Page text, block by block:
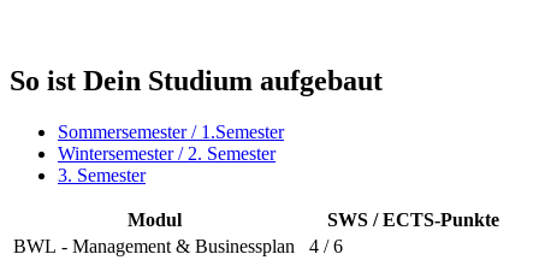
So ist Dein Studium aufgebaut
Sommersemester / 1.Semester
Wintersemester / 2. Semester
3. Semester
Modul
SWS / ECTS-Punkte
BWL - Management & Businessplan
4 / 6